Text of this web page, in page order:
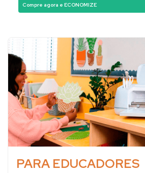
Compre agora e ECONOMIZE
PARA EDUCADORES